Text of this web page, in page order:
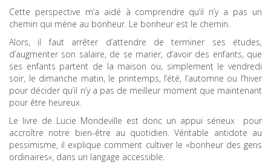
Cette perspective m’a aidé à comprendre qu’il n’y a pas un
chemin qui mène au bonheur. Le bonheur est le chemin.
Alors, il faut arrêter d’attendre de terminer ses études,
d’augmenter son salaire, de se marier, d’avoir des enfants, que
ses enfants partent de la maison ou, simplement le vendredi
soir, le dimanche matin, le printemps, l’été, l’automne ou l’hiver
pour décider qu’il n’y a pas de meilleur moment que maintenant
pour être heureux.
Le livre de Lucie Mondeville est donc un appui sérieux pour
accroître notre bien-être au quotidien. Véritable antidote au
pessimisme, il explique comment cultiver le «bonheur des gens
ordinaires», dans un langage accessible.